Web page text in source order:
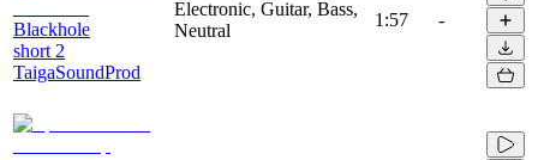
Blackhole
short 2
TaigaSoundProd
Electronic, Guitar, Bass,
Neutral
1:57 -